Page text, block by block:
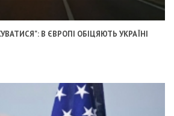
В ЄВРОПІ ОБІЦЯЮТЬ УКРАЇНІ